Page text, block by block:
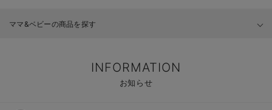
ママ&ベビーの商品を探す
INFORMATION
お知らせ